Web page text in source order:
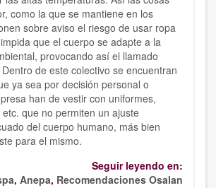
como la que se mantiene en los
sobre aviso el riesgo de usar ropa
que el cuerpo se adapte a la
provocando así el llamado
de este colectivo se encuentran
ya sea por decisión personal o
han de vestir con uniformes,
que no permiten un ajuste
del cuerpo humano, más bien
para el mismo.
Seguir leyendo en:
, Anepa, Recomendaciones Osalan